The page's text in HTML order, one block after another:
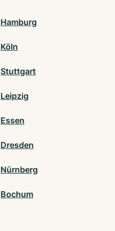
Hamburg
Köln
Stuttgart
Leipzig
Essen
Dresden
Nürnberg
Bochum